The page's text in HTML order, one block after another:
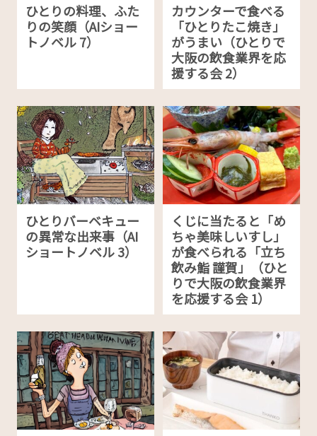
ひとりの料理、ふた
りの笑顔（AIショー
トノベル 7）
カウンターで食べる
「ひとりたこ焼き」
がうまい（ひとりで
大阪の飲食業界を応
援する会 2）
ひとりバーベキュー
の異常な出来事（AI
ショートノベル 3）
くじに当たると「め
ちゃ美味しいすし」
が食べられる「立ち
飲み鮨 謹賀」（ひと
りで大阪の飲食業界
を応援する会 1）